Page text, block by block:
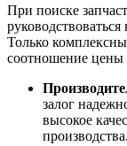
При поиске
Только
соотношение цены
залог
высокое